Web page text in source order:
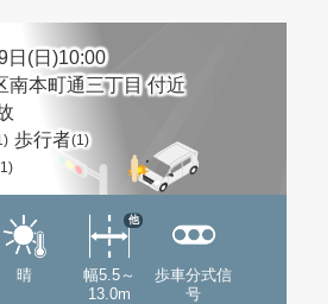
日(日)10:00
南本町通三丁目 付近
歩行者(1)
晴
幅5.5～
13.0m
他
歩車分式信
号